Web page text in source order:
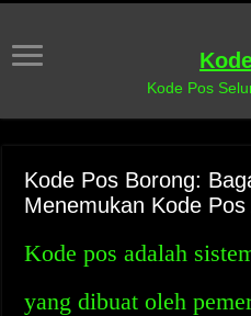
Kode Pos
Kode Pos Borong:
Menemukan Kode Pos
Kode pos adalah
yang dibuat oleh